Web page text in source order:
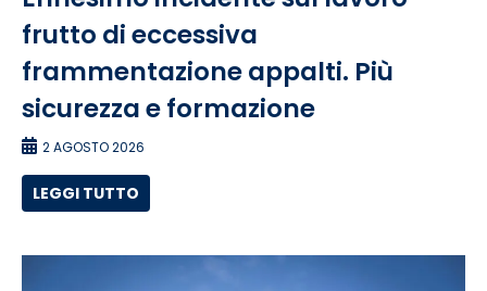
frutto di eccessiva
frammentazione appalti. Più
sicurezza e formazione
2 AGOSTO 2026
LEGGI TUTTO